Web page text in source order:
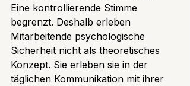
Eine kontrollierende Stimme
begrenzt. Deshalb erleben
Mitarbeitende psychologische
Sicherheit nicht als theoretisches
Konzept. Sie erleben sie in der
täglichen Kommunikation mit ihrer